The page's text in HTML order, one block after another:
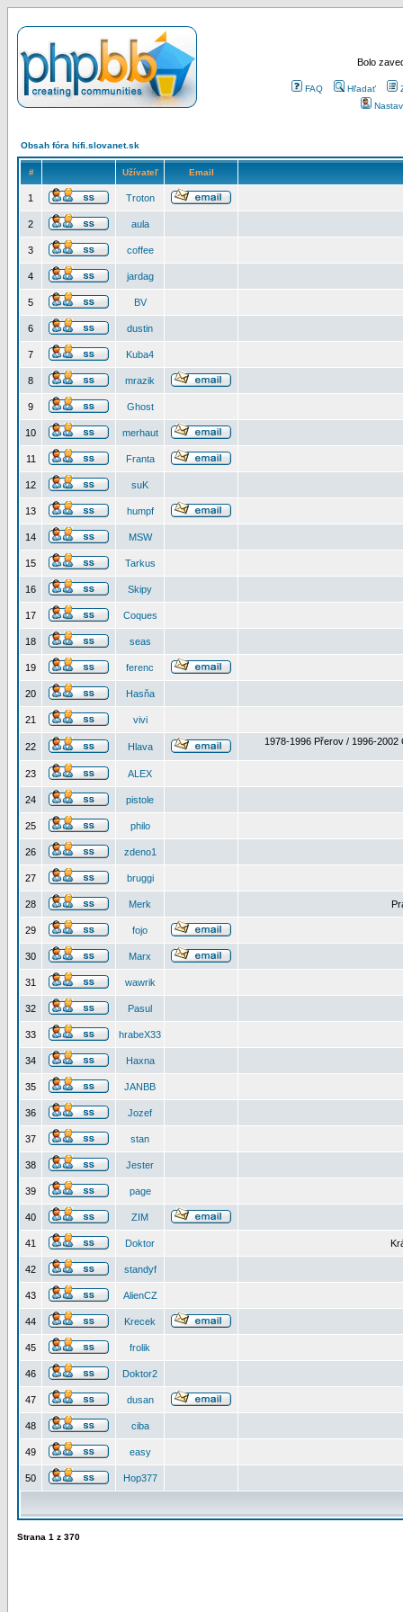
Bolo
FAQ Hľadať
Obsah fóra hifi.slovanet.sk
# Užívateľ Email
1 Troton
2 aula
3 coffee
4 jardag
5 BV
6 dustin
7 Kuba4
8 mrazik
9 Ghost
10 merhaut
11 Franta
12 suK
13 humpf
14 MSW
15 Tarkus
16 Skipy
17 Coques
18 seas
19 ferenc
20 Hasňa
21 vivi
22 Hlava 1978-1996 Přerov / 1996-2002
23 ALEX
24 pistole
25 philo
26 zdeno1
27 bruggi
28 Merk
29 fojo
30 Marx
31 wawrik
32 Pasul
33 hrabeX33
34 Haxna
35 JANBB
36 Jozef
37 stan
38 Jester
39 page
40 ZIM
41 Doktor
42 standyf
43 AlienCZ
44 Krecek
45 frolik
46 Doktor2
47 dusan
48 ciba
49 easy
50 Hop377
Strana 1 z 370